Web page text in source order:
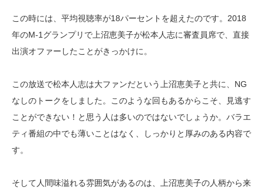
この時には、平均視聴率が18パーセントを超えたのです。2018
年のM-1グランプリで上沼恵美子が松本人志に審査員席で、直接
出演オファーしたことがきっかけに。
この放送で松本人志は大ファンだという上沼恵美子と共に、NG
なしのトークをしました。このような回もあるからこそ、見逃す
ことができない！と思う人は多いのではないでしょうか。バラエ
ティ番組の中でも薄いことはなく、しっかりと厚みのある内容で
す。
そして人間味溢れる雰囲気があるのは、上沼恵美子の人柄から来